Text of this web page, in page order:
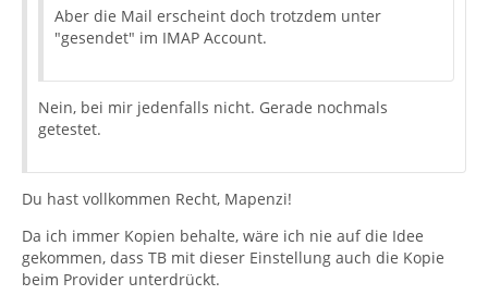
Aber die Mail erscheint doch trotzdem unter
"gesendet" im IMAP Account.
Nein, bei mir jedenfalls nicht. Gerade nochmals
getestet.
Du hast vollkommen Recht, Mapenzi!
Da ich immer Kopien behalte, wäre ich nie auf die Idee
gekommen, dass TB mit dieser Einstellung auch die Kopie
beim Provider unterdrückt.